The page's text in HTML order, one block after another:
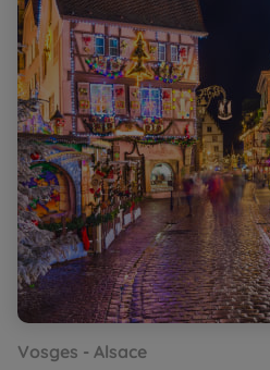
totototo
Vosges - Alsace